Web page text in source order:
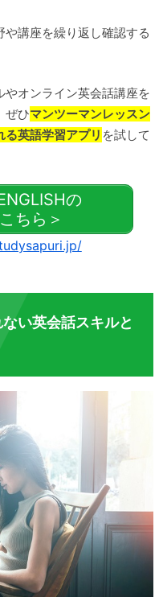
講座を繰り返し確認する
オンライン英会話講座を
ぜひマンツーマンレッスン
英語学習アプリ を試して
の
こちら＞
い英会話スキルと